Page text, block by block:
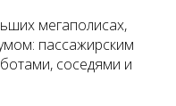
мегаполисах,
пассажирским
соседями и